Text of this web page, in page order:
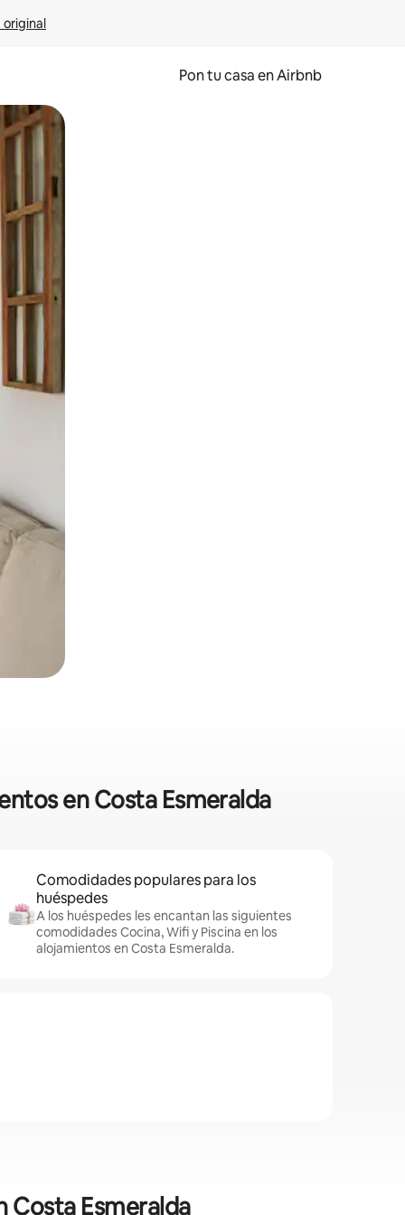
original
Pon tu casa en Airbnb
desliza el dedo.
en Costa Esmeralda
Comodidades populares para los
huéspedes
A los huéspedes les encantan las siguientes
comodidades Cocina, Wifi y Piscina en los
alojamientos en Costa Esmeralda.
Costa Esmeralda